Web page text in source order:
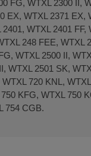
FG, WTXL 2300 II,
EX, WTXL 2371
WTXL 2401
248 FEE, WTXL
WTXL 2500 II,
2501 SK,
720 KNL,
KFG, WTXL 750
754 CGB.